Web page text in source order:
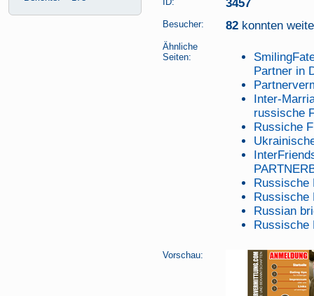
3457
Besucher: 82 konnten
Ähnliche
Seiten:
Partner in
Inter-
russische
Russiche
Russische
Russische
Russian
Russische
Vorschau: